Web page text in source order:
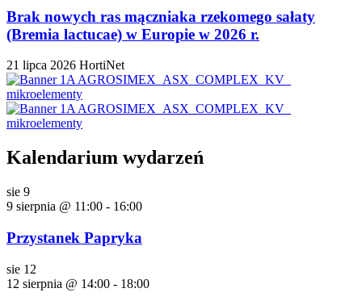
Brak nowych ras mączniaka rzekomego sałaty
(Bremia lactucae) w Europie w 2026 r.
21 lipca 2026 HortiNet
Kalendarium wydarzeń
sie 9
9 sierpnia @ 11:00 - 16:00
Przystanek Papryka
sie 12
12 sierpnia @ 14:00 - 18:00